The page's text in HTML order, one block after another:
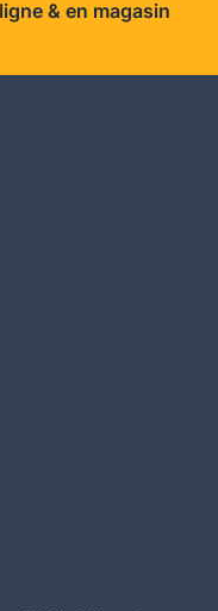
ligne & en magasin